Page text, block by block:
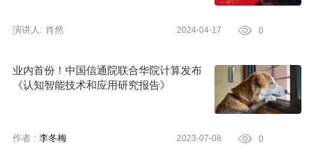
演讲人: 肖然 2024-04-17  0
业内首份！中国信通院联合华院计算发布
《认知智能技术和应用研究报告》
作者 : 李冬梅 2023-07-08  0